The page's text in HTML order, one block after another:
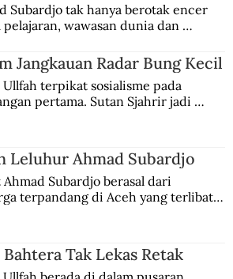
Subardjo tak hanya berotak encer
pelajaran, wawasan dunia dan
Multatuli, hingga Sun Yat-sen.
Jangkauan Radar Bung Kecil
terpikat sosialisme pada
pertama. Sutan Sjahrir jadi
Leluhur Ahmad Subardjo
Ahmad Subardjo berasal dari
terpandang di Aceh yang terlibat
Bahtera Tak Lekas Retak